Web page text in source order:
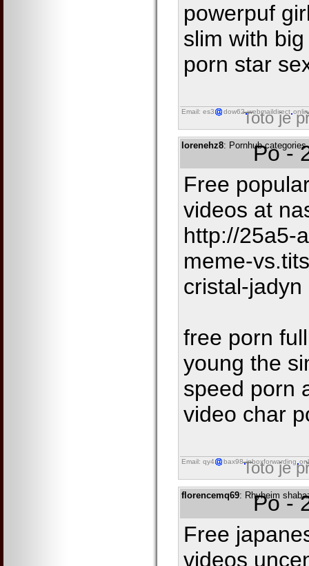
powerpuf
slim with
porn star
Email: es3 dow62 webmaildirect
Toto je
lorenehz8: PornhubPo -
Free
videos at
http://25a5-
meme-
cristal-jadyn
free porn
young the
speed porn
video char
Email: qy4 bax98 inboxforwarding
Toto je
florencemq69: Rhyheim
Po -
Free
videos